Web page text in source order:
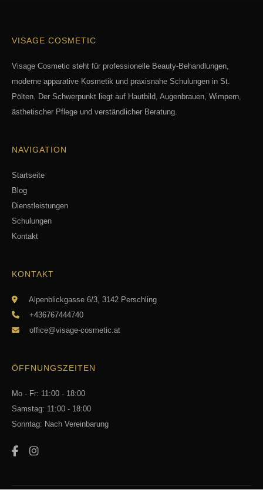
VISAGE COSMETIC
Visage Cosmetic steht für professionelle Beauty-Behandlungen,
moderne apparative Kosmetik und praxisnahe Schulungen in St.
Pölten. Der Schwerpunkt liegt auf Hautbild, Augenbrauen, Wimpern,
ästhetischer Pflege und verständlicher Beratung.
NAVIGATION
Startseite
Blog
Dienstleistungen
Schulungen
Kontakt
KONTAKT
Alpenblickgasse 6/3, 3142 Perschling
+436767444740
office@visage-cosmetic.at
ÖFFNUNGSZEITEN
Mo - Fr: 11:00 - 18:00
Samstag: 11:00 - 18:00
Sonntag: Nach Vereinbarung